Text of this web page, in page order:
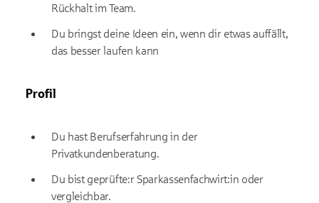
Rückhalt im Team.
Du bringst deine Ideen ein, wenn dir etwas auffällt,
das besser laufen kann
Profil
Du hast Berufserfahrung in der
Privatkundenberatung.
Du bist geprüfte:r Sparkassenfachwirt:in oder
vergleichbar.